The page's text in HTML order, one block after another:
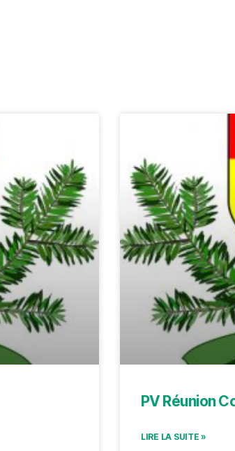
PV Réunion
LIRE LA SUITE »